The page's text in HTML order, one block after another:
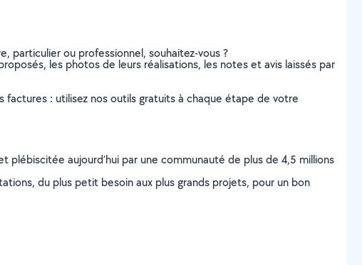
particulier ou professionnel, souhaitez-vous ?
les photos de leurs réalisations, les notes et avis laissés par
factures : utilisez nos outils gratuits à chaque étape de votre
aujourd’hui par une communauté de plus de 4,5 millions
du plus petit besoin aux plus grands projets, pour un bon